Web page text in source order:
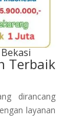
Terbaik
dirancang
layanan